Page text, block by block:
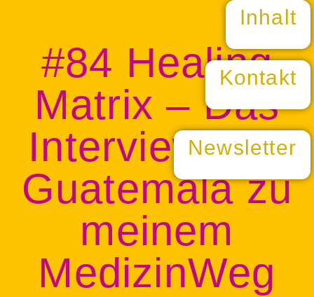
Inhalt
Kontakt
Newsletter
#84 Healing
Matrix – Das
Interview aus
Guatemala zu
meinem
MedizinWeg